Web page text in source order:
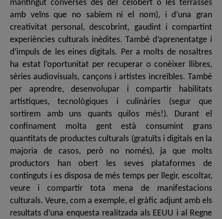
mantingut converses des del celobert o les terrasses
amb veïns que no sabíem ni el nom), i d’una gran
creativitat personal, descobrint, gaudint i compartint
experiències culturals inèdites. També d’aprenentatge i
d’impuls de les eines digitals. Per a molts de nosaltres
ha estat l’oportunitat per recuperar o conèixer llibres,
sèries audiovisuals, cançons i artistes increïbles. També
per aprendre, desenvolupar i compartir habilitats
artístiques, tecnològiques i culinàries (segur que
sortirem amb uns quants quilos més!). Durant el
confinament molta gent està consumint grans
quantitats de productes culturals (gratuïts i digitals en la
majoria de casos, però no només), ja que molts
productors han obert les seves plataformes de
continguts i es disposa de més temps per llegir, escoltar,
veure i compartir tota mena de manifestacions
culturals. Veure, com a exemple, el gràfic adjunt amb els
resultats d’una enquesta realitzada als EEUU i al Regne